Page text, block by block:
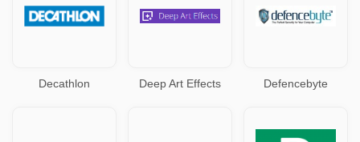
Decathlon Deep Art Effects Defencebyte